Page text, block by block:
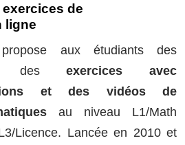
de
ligne
aux étudiants des
desexercices avec
et des vidéos de
au niveau L1/Math
Licence. Lancée en 2010 et